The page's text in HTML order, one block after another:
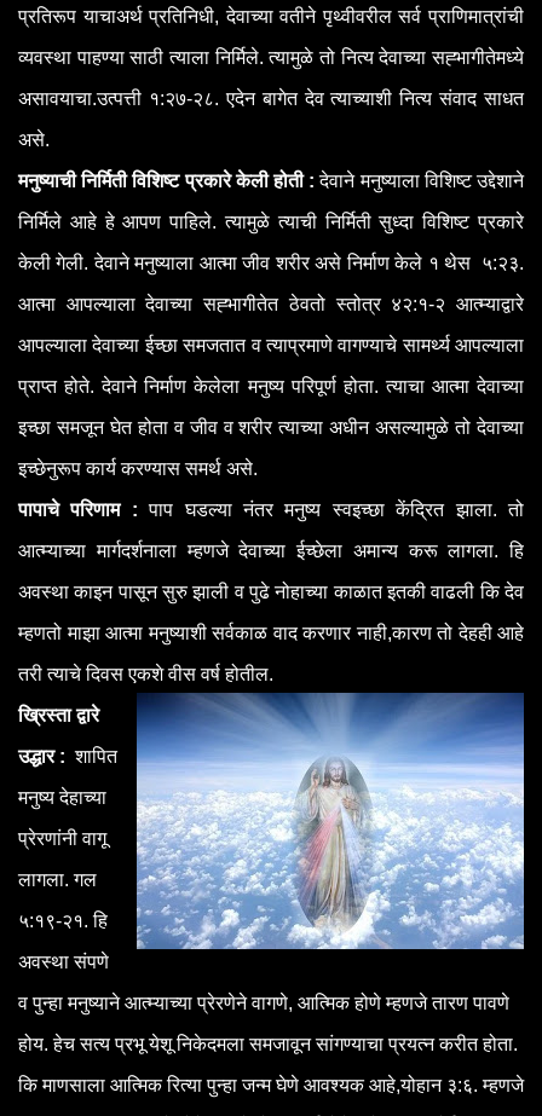
प्रतिरूप याचाअर्थ प्रतिनिधी, देवाच्या वतीने पृथ्वीवरील सर्व प्राणिमात्रांची
व्यवस्था पाहण्या साठी त्याला निर्मिले. त्यामुळे तो नित्य देवाच्या सह्भागीतेमध्ये
असावयाचा.उत्पत्ती १:२७-२८. एदेन बागेत देव त्याच्याशी नित्य संवाद साधत
असे.
मनुष्याची निर्मिती विशिष्ट प्रकारे केली होती :देवाने मनुष्याला विशिष्ट उद्देशाने
निर्मिले आहे हे आपण पाहिले. त्यामुळे त्याची निर्मिती सुध्दा विशिष्ट प्रकारे
केली गेली. देवाने मनुष्याला आत्मा जीव शरीर असे निर्माण केले १ थेस ५:२३.
आत्मा आपल्याला देवाच्या सह्भागीतेत ठेवतो स्तोत्र ४२:१-२ आत्म्याद्वारे
आपल्याला देवाच्या ईच्छा समजतात व त्याप्रमाणे वागण्याचे सामर्थ्य आपल्याला
प्राप्त होते. देवाने निर्माण केलेला मनुष्य परिपूर्ण होता. त्याचा आत्मा देवाच्या
इच्छा समजून घेत होता व जीव व शरीर त्याच्या अधीन असल्यामुळे तो देवाच्या
इच्छेनुरूप कार्य करण्यास समर्थ असे.
पापाचे परिणाम :पाप घडल्या नंतर मनुष्य स्वइच्छा केंद्रित झाला. तो
आत्म्याच्या मार्गदर्शनाला म्हणजे देवाच्या ईच्छेला अमान्य करू लागला. हि
अवस्था काइन पासून सुरु झाली व पुढे नोहाच्या काळात इतकी वाढली कि देव
म्हणतो माझा आत्मा मनुष्याशी सर्वकाळ वाद करणार नाही,कारण तो देहही आहे
तरी त्याचे दिवस एकशे वीस वर्ष होतील.
ख्रिस्ता द्वारे
उद्धार : शापित
मनुष्य देहाच्या
प्रेरणांनी वागू
लागला. गल
५:१९-२१. हि
अवस्था संपणे
व पुन्हा मनुष्याने आत्म्याच्या प्रेरणेने वागणे, आत्मिक होणे म्हणजे तारण पावणे
होय. हेच सत्य प्रभू येशू निकेदमला समजावून सांगण्याचा प्रयत्न करीत होता.
कि माणसाला आत्मिक रित्या पुन्हा जन्म घेणे आवश्यक आहे,योहान ३:६. म्हणजे